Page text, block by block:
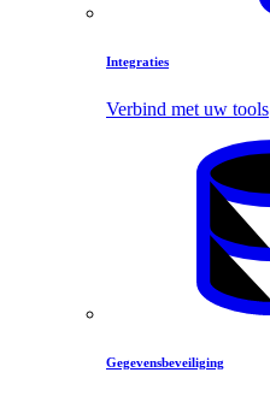
Integraties
Verbind met uw tools
Gegevensbeveiliging